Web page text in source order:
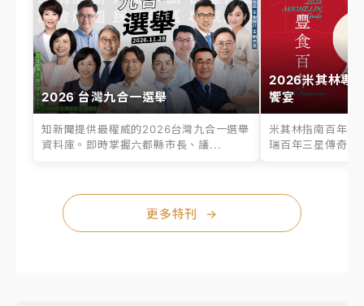
2026 台灣九合一選舉
知新聞提供最權威的2026台灣九合一選舉
資料庫。即時掌握六都縣市長、議...
2026米其林專
饗宴
米其林指南百年之
瑞百年三星傳奇、
更多特刊 →